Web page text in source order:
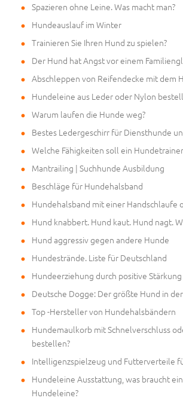
Spazieren ohne Leine. Was macht man?
Hundeauslauf im Winter
Trainieren Sie Ihren Hund zu spielen?
Der Hund hat Angst vor einem
Abschleppen von Reifendecke mit dem
Hundeleine aus Leder oder Nylon
Warum laufen die Hunde weg?
Bestes Ledergeschirr für Diensthunde
Welche Fähigkeiten soll ein
Mantrailing | Suchhunde Ausbildung
Beschläge für Hundehalsband
Hundehalsband mit einer Handschlaufe
Hund knabbert. Hund kaut. Hund nagt.
Hund aggressiv gegen andere Hunde
Hundestrände. Liste für Deutschland
Hundeerziehung durch positive Stärkung
Deutsche Dogge: Der größte Hund in
Top -Hersteller von Hundehalsbändern
Hundemaulkorb mit Schnelverschluss
bestellen?
Intelligenzspielzeug und Futterverteile
Hundeleine Ausstattung, was braucht
Hundeleine?